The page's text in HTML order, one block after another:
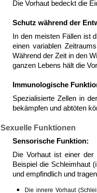
Die Vorhaut bedeckt die
Schutz während der
In den meisten Fällen ist
einen variablen
Während der Zeit in den
ganzen Lebens hält die
Immunologische
Spezialisierte Zellen in
bekämpfen und abtöten
Sexuelle Funktionen
Sensorische Funktion:
Die Vorhaut ist einer
Beispiel die Schleimhaut
und empfindlich und
Die innere Vorhaut